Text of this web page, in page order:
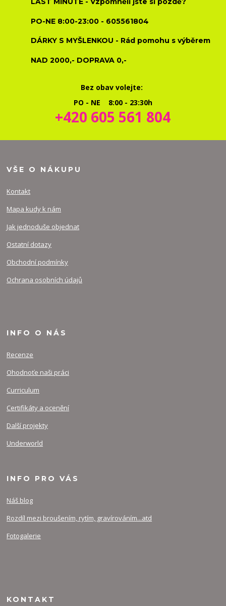
PO-NE 8:00-23:00 - 605561804
DÁRKY S MYŠLENKOU - Rád pomohu s výběrem
NAD 2000,- DOPRAVA 0,-
Bez obav volejte:
PO - NE 8:00 - 23:30h
+420 605 561 804
VŠE O NÁKUPU
Kontakt
Mapa kudy k nám
Jak jednoduše objednat
Ostatní dotazy
Obchodní podmínky
Ochrana osobních údajů
INFO O NÁS
Recenze
Ohodnoťe naši práci
Curriculum
Certifikáty a ocenění
Další projekty
Underworld
INFO PRO VÁS
Náš blog
Rozdíl mezi broušením, rytím, gravírováním...atd
Fotogalerie
KONTAKT